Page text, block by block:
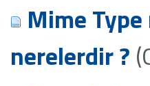
Mime
nerelerdir ?